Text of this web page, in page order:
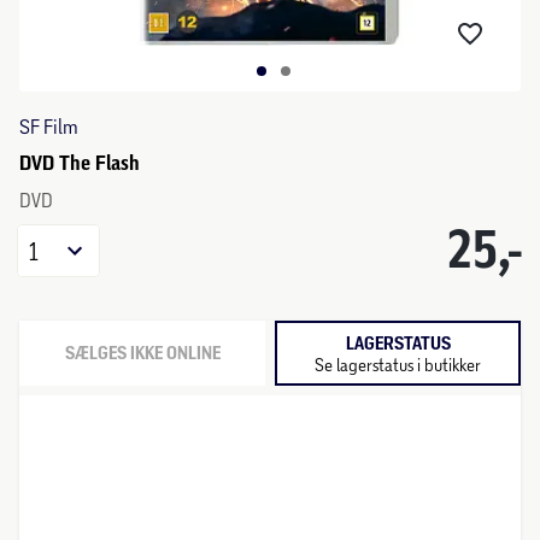
SF Film
DVD The Flash
DVD
25,-
1
SÆLGES IKKE ONLINE LAGERSTATUS
Se lagerstatus i butikker